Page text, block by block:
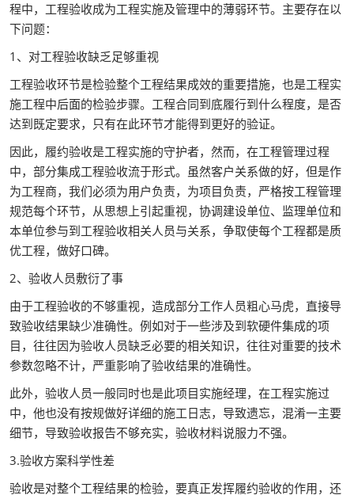
程中，工程验收成为工程实施及管理中的薄弱环节。主要存在以
下问题：
1、对工程验收缺乏足够重视
工程验收环节是检验整个工程结果成效的重要措施，也是工程实
施工程中后面的检验步骤。工程合同到底履行到什么程度，是否
达到既定要求，只有在此环节才能得到更好的验证。
因此，履约验收是工程实施的守护者，然而，在工程管理过程
中，部分集成工程验收流于形式。虽然客户关系做的好，但是作
为工程商，我们必须为用户负责，为项目负责，严格按工程管理
规范每个环节，从思想上引起重视，协调建设单位、监理单位和
本单位参与到工程验收相关人员与关系，争取使每个工程都是质
优工程，做好口碑。
2、验收人员敷衍了事
由于工程验收的不够重视，造成部分工作人员粗心马虎，直接导
致验收结果缺少准确性。例如对于一些涉及到软硬件集成的项
目，往往因为验收人员缺乏必要的相关知识，往往对重要的技术
参数忽略不计，严重影响了验收结果的准确性。
此外，验收人员一般同时也是此项目实施经理，在工程实施过
中，他也没有按规做好详细的施工日志，导致遗忘，混淆一主要
细节，导致验收报告不够充实，验收材料说服力不强。
3.验收方案科学性差
验收是对整个工程结果的检验，要真正发挥履约验收的作用，还